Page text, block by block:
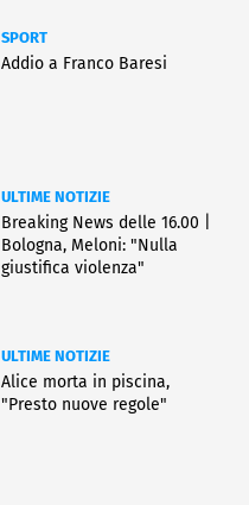
SPORT
Addio a Franco Baresi
ULTIME NOTIZIE
Breaking News delle 16.00 |
Bologna, Meloni: "Nulla
giustifica violenza"
ULTIME NOTIZIE
Alice morta in piscina,
"Presto nuove regole"